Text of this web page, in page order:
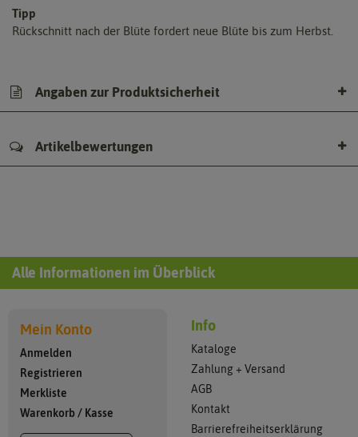
Tipp
Rückschnitt nach der Blüte fordert neue Blüte bis zum Herbst.
Angaben zur Produktsicherheit
Artikelbewertungen
Alle Informationen im Überblick
Mein Konto
Anmelden
Registrieren
Merkliste
Warenkorb/ Kasse
Info
Kataloge
Zahlung + Versand
AGB
Kontakt
Barrierefreiheitserklärung